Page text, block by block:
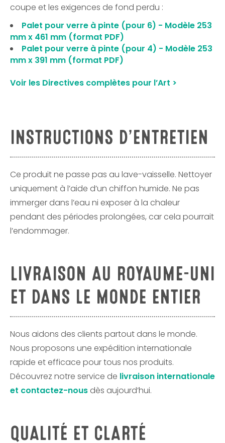
coupe et les exigences de fond perdu :
Palet pour verre à pinte (pour 6) - Modèle 253
mm x 461 mm (format PDF)
Palet pour verre à pinte (pour 4) - Modèle 253
mm x 391 mm (format PDF)
Voir les Directives complètes pour l’Art >
INSTRUCTIONS D’ENTRETIEN
Ce produit ne passe pas au lave-vaisselle. Nettoyer
uniquement à l’aide d’un chiffon humide. Ne pas
immerger dans l’eau ni exposer à la chaleur
pendant des périodes prolongées, car cela pourrait
l’endommager.
LIVRAISON AU ROYAUME-UNI
ET DANS LE MONDE ENTIER
Nous aidons des clients partout dans le monde.
Nous proposons une expédition internationale
rapide et efficace pour tous nos produits.
Découvrez notre service de livraison internationale
et contactez-nous dès aujourd’hui.
QUALITÉ ET CLARTÉ